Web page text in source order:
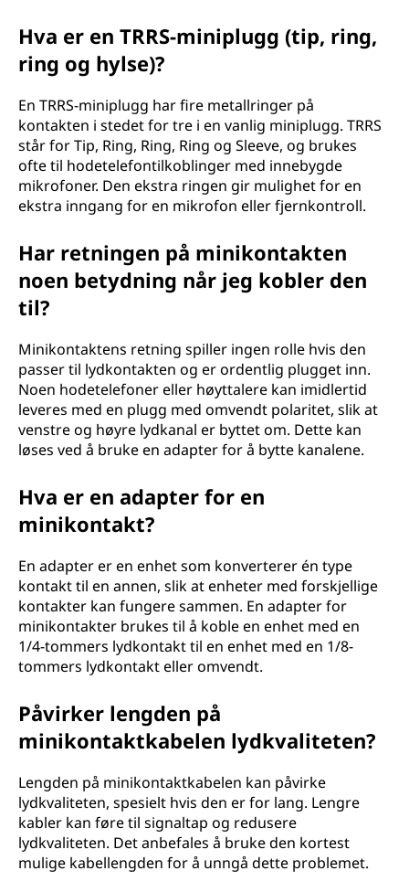
Hva er en TRRS-miniplugg (tip, ring,
ring og hylse)?
En TRRS-miniplugg har fire metallringer på
kontakten i stedet for tre i en vanlig miniplugg. TRRS
står for Tip, Ring, Ring, Ring og Sleeve, og brukes
ofte til hodetelefontilkoblinger med innebygde
mikrofoner. Den ekstra ringen gir mulighet for en
ekstra inngang for en mikrofon eller fjernkontroll.
Har retningen på minikontakten
noen betydning når jeg kobler den
til?
Minikontaktens retning spiller ingen rolle hvis den
passer til lydkontakten og er ordentlig plugget inn.
Noen hodetelefoner eller høyttalere kan imidlertid
leveres med en plugg med omvendt polaritet, slik at
venstre og høyre lydkanal er byttet om. Dette kan
løses ved å bruke en adapter for å bytte kanalene.
Hva er en adapter for en
minikontakt?
En adapter er en enhet som konverterer én type
kontakt til en annen, slik at enheter med forskjellige
kontakter kan fungere sammen. En adapter for
minikontakter brukes til å koble en enhet med en
1/4-tommers lydkontakt til en enhet med en 1/8-
tommers lydkontakt eller omvendt.
Påvirker lengden på
minikontaktkabelen lydkvaliteten?
Lengden på minikontaktkabelen kan påvirke
lydkvaliteten, spesielt hvis den er for lang. Lengre
kabler kan føre til signaltap og redusere
lydkvaliteten. Det anbefales å bruke den kortest
mulige kabellengden for å unngå dette problemet.